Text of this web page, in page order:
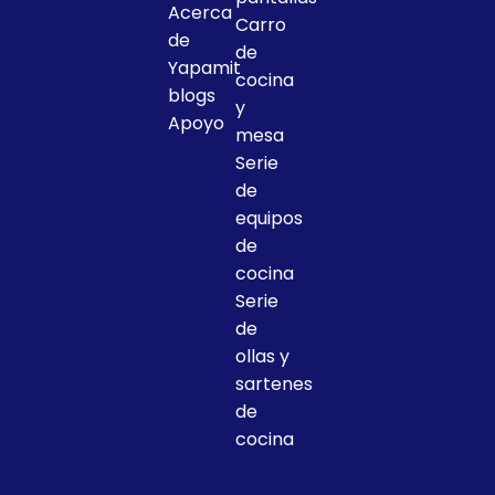
Acerca
de
Yapamit
blogs
Apoyo
Carro
de
cocina
y
mesa
Serie
de
equipos
de
cocina
Serie
de
ollas y
sartenes
de
cocina